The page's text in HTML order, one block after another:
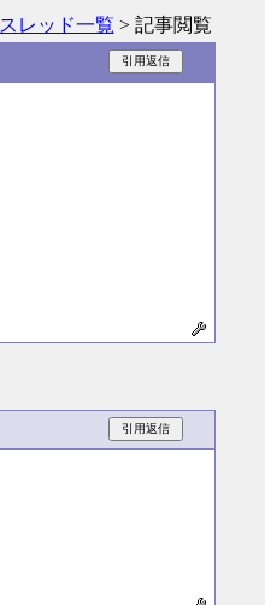
スレッド一覧 > 記事閲覧